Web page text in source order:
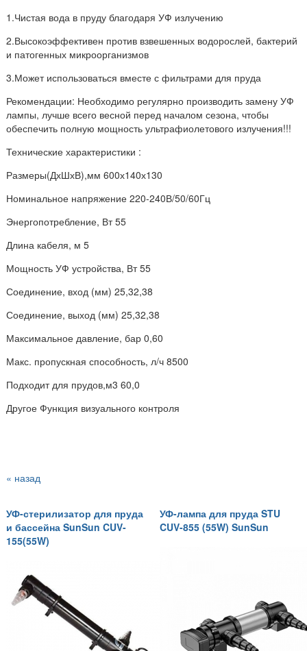
1.Чистая вода в пруду благодаря УФ излучению
2.Высокоэффективен против взвешенных водорослей, бактерий
и патогенных микроорганизмов
3.Может использоваться вместе с фильтрами для пруда
Рекомендации: Необходимо регулярно производить замену УФ
лампы, лучше всего весной перед началом сезона, чтобы
обеспечить полную мощность ультрафиолетового излучения!!!
Технические характеристики :
Размеры(ДхШхВ),мм 600х140х130
Номинальное напряжение 220-240В/50/60Гц
Энергопотребление, Вт 55
Длина кабеля, м 5
Мощность УФ устройства, Вт 55
Соединение, вход (мм) 25,32,38
Соединение, выход (мм) 25,32,38
Максимальное давление, бар 0,60
Макс. пропускная способность, л/ч 8500
Подходит для прудов,м3 60,0
Другое Функция визуального контроля
« назад
УФ-стерилизатор для пруда
и бассейна SunSun CUV-
155(55W)
УФ-лампа для пруда STU
CUV-855 (55W) SunSun